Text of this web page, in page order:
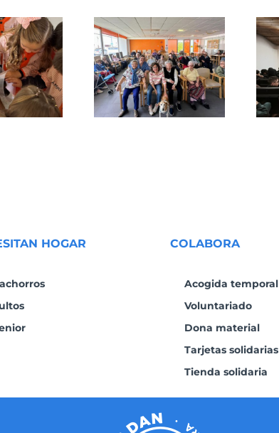
al Centro de Día
Culleredo
Visita al IES Manuel
Murguía para
promover la adopción
HOGAR COLABORA
Acogida temporal
Voluntariado
Dona material
Tarjetas solidarias
Tienda solidaria